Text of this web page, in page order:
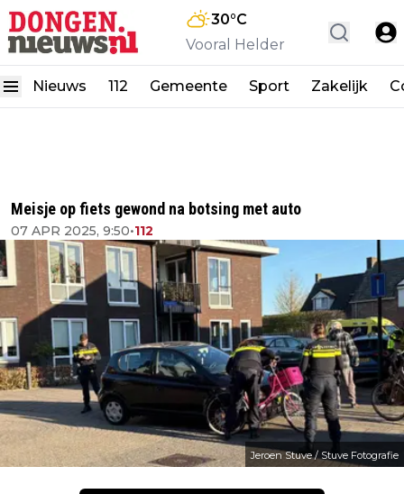
30°C
Vooral Helder
Nieuws 112 Gemeente Sport Zakelijk
Meisje op fiets gewond na botsing met auto
07 APR 2025, 9:50•112
Jeroen Stuve / Stuve Fotografie